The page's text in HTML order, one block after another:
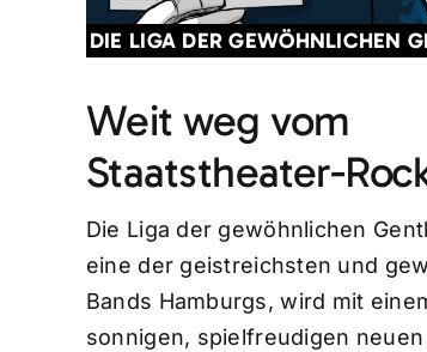
DIE LIGA DER GEWÖHNLICHEN
Weit weg vom
Staatstheater-
Die Liga der gewöhnlichen
eine der geistreichsten und
Bands Hamburgs, wird mit
sonnigen, spielfreudigen neuen